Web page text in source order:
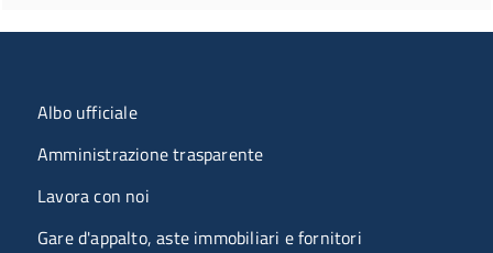
Menu organizzazione
Albo ufficiale
Amministrazione trasparente
Lavora con noi
Gare d'appalto, aste immobiliari e fornitori